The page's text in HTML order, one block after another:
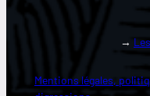
→
Mentions légales,